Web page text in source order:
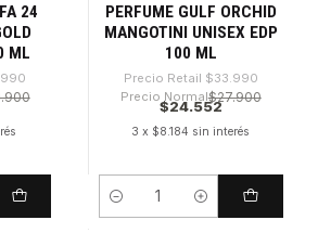
24
ML
PERFUME GULF ORCHID
MANGOTINI UNISEX EDP
100 ML
Precio Retail $33.990
Precio Normal$27.900
$24.552
3 x $8.184 sin interés
Cantidad